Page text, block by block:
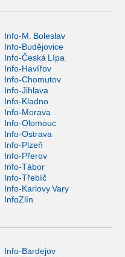
Info-M. Boleslav
Info-Budějovice
Info-Česká Lípa
Info-Havířov
Info-Chomutov
Info-Jihlava
Info-Kladno
Info-Morava
Info-Olomouc
Info-Ostrava
Info-Plzeň
Info-Přerov
Info-Tábor
Info-Třebíč
Info-Karlovy Vary
InfoZlín
Info-Bardejov